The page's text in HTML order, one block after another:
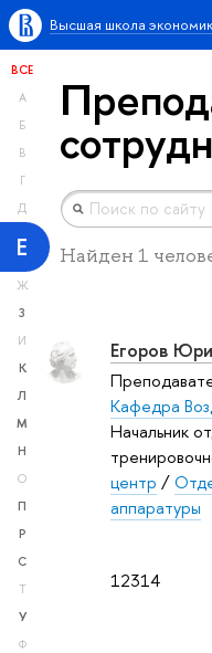
Высшая школа
ВСЕ
А
Б
В
Г
Д
Е
Ж
З
И
К
Л
М
Н
О
П
Р
С
Т
У
Ф
Найден 1
12314
Егоров
Кафедра
Начальник
центр /
аппаратуры